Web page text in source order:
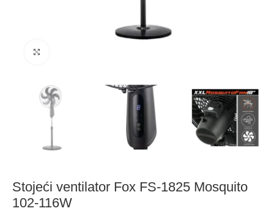
Stojeći ventilator Fox FS-1825 Mosquito
102-116W